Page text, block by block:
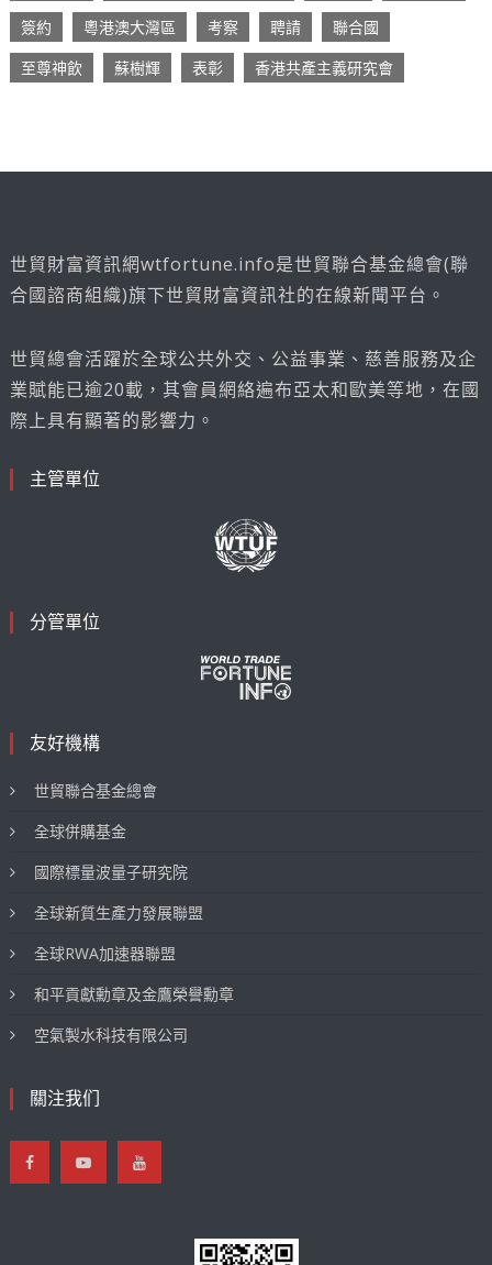
簽約
粵港澳大灣區 考察 聘請
聯合國
至尊神飲
蘇樹輝 表彰 香港共產主義研究會
世貿財富資訊網wtfortune.info是世貿聯合基金總會(聯
合國諮商組織)旗下世貿財富資訊社的在線新聞平台。
世貿總會活躍於全球公共外交、公益事業、慈善服務及企
業賦能已逾20載，其會員網絡遍布亞太和歐美等地，在國
際上具有顯著的影響力。
主管單位
分管單位
友好機構
世貿聯合基金總會
全球併購基金
國際標量波量子研究院
全球新質生產力發展聯盟
全球RWA加速器聯盟
和平貢獻勳章及金鷹榮譽勳章
空氣製水科技有限公司
關注我们